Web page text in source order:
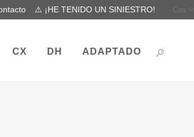
⚠ ¡HE TENIDO UN SINIESTRO! Cas
CX DH ADAPTADO